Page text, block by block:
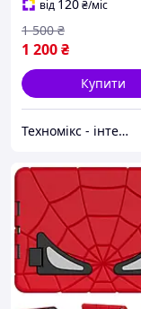
(5-го/6-го покоління)
від 120₴/міс
1 200₴
1 500 ₴
Купити
Техномікс - інтернет - магазин якісної техніки, електроніки та інших товарів для дому та роботи